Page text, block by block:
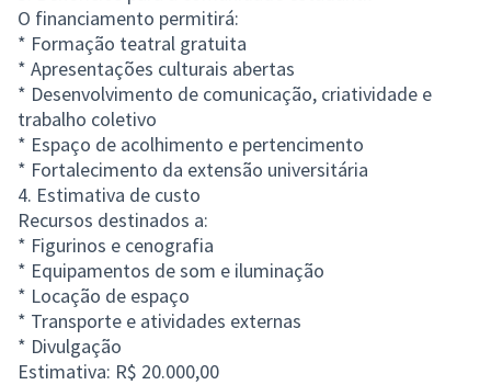
O financiamento permitirá:
* Formação teatral gratuita
* Apresentações culturais abertas
* Desenvolvimento de comunicação, criatividade e
trabalho coletivo
* Espaço de acolhimento e pertencimento
* Fortalecimento da extensão universitária
4. Estimativa de custo
Recursos destinados a:
* Figurinos e cenografia
* Equipamentos de som e iluminação
* Locação de espaço
* Transporte e atividades externas
* Divulgação
Estimativa: R$ 20.000,00